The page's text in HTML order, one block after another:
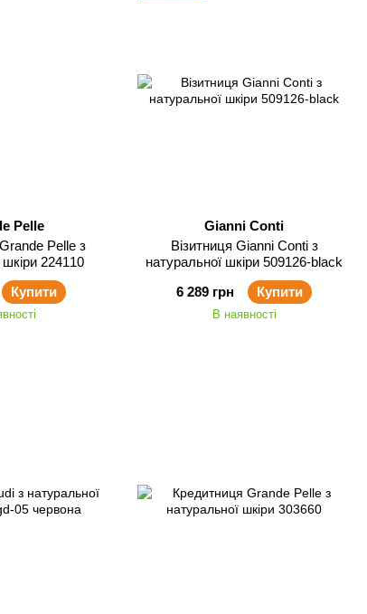
Pelle
Pelle з
224110
Купити
Gianni Conti
Візитниця Gianni Conti з
натуральної шкіри 509126-black
6 289 грн
Купити
В наявності